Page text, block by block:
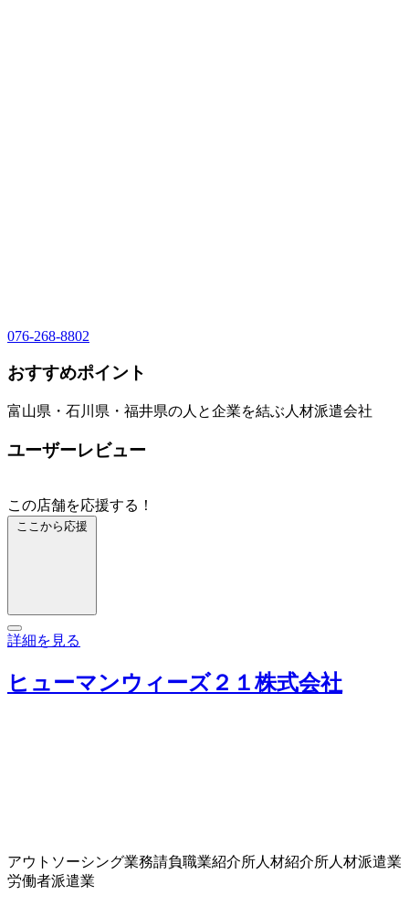
076-268-8802
おすすめポイント
富山県・石川県・福井県の人と企業を結ぶ人材派遣会社
ユーザーレビュー
この店舗を応援する！
ここから応援
詳細を見る
ヒューマンウィーズ２１株式会社
アウトソーシング業務請負職業紹介所人材紹介所人材派遣業
労働者派遣業